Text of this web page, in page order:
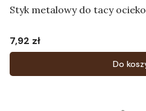
Styk metalowy do tacy
Cena
7,92 zł
Do